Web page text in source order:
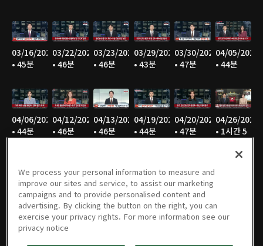
03/16/2025
• 45분
03/22/2025
• 46분
03/23/2025
• 46분
03/29/2025
• 43분
03/30/2025
• 47분
04/05/2025
• 44분
04/06/2025
• 44분
04/12/2025
• 46분
04/13/2025
• 46분
04/19/2025
• 44분
04/20/2025
• 47분
04/26/2025
• 1시간 5
04/27/2025
• 2시간
13분
05/03/2025
• 28분
05/04/2025
• 46분
05/05/2025
• 45분
05/06/2025
• 46분
• 1시간 1
분
We process your personal information to measure and
improve our sites and service, to assist our marketing
campaigns and to provide personalised content and
advertising. By clicking the button on the right, you can
exercise your privacy rights. For more information see our
privacy notice